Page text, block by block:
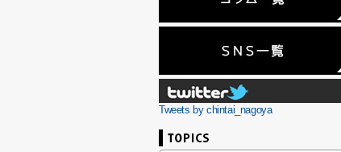
Tweets by chintai_nagoya